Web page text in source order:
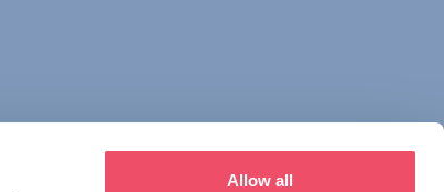
Allow all